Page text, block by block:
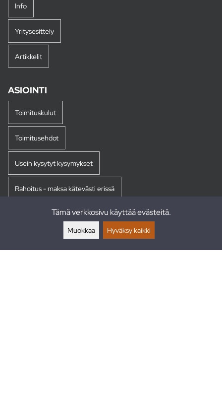
Info
Yritysesittely
Artikkelit
ASIOINTI
Toimituskulut
Toimitusehdot
Usein kysytyt kysymykset
Rahoitus - maksa kätevästi erissä
Tämä verkkosivu käyttää evästeitä.
Muokkaa Hyväksy kaikki